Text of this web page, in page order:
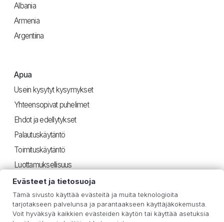
Albania
Armenia
Argentiina
Apua
Usein kysytyt kysymykset
Yhteensopivat puhelimet
Ehdot ja edellytykset
Palautuskäytäntö
Toimituskäytäntö
Luottamuksellisuus
Hyödyllinen
iOS-ohjeet
Evästeet ja tietosuoja
Tämä sivusto käyttää evästeitä ja muita teknologioita
tarjotakseen palvelunsa ja parantaakseen käyttäjäkokemusta.
Voit hyväksyä kaikkien evästeiden käytön tai käyttää asetuksia